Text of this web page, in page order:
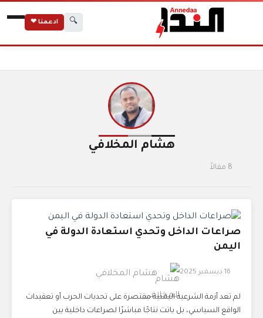
🔍 ادعمنا ❤
هشام المخلافي
8 مقالاً
صراعات الداخل وتحدي استعادة الدولة في
اليمن
16 ديسمبر 2025 هشام المخلافي
لم تعد أزمة الشرعية اليمنية مقتصرة على تحديات الحرب أو تعقيدات
الواقع السياسي، بل باتت نتاجًا مباشرًا لصراعات داخلية بين